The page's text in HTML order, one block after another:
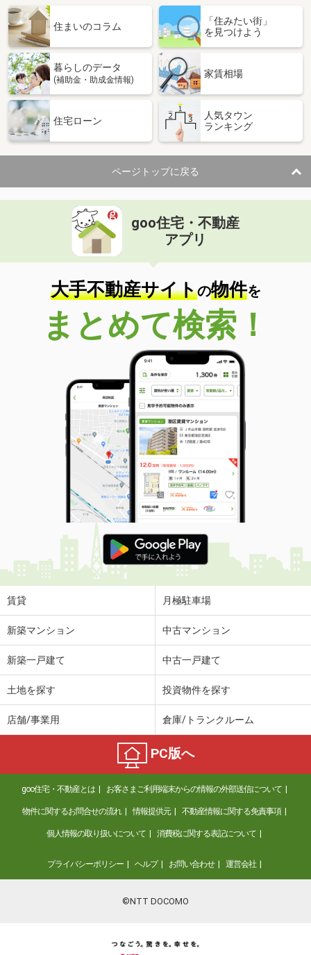
住まいのコラム
「住みたい街」
を見つけよう
暮らしのデータ
(補助金・助成金情報)
家賃相場
住宅ローン
人気タウン
ランキング
ページトップに戻る
goo住宅・不動産
アプリ
大手不動産サイトの物件を
まとめて検索！
賃貸 月極駐車場
新築マンション 中古マンション
新築一戸建て 中古一戸建て
土地を探す 投資物件を探す
店舗/事業用 倉庫/トランクルーム
PC版へ
goo住宅・不動産とは お客さまご利用端末からの情報の外部送信について
物件に関するお問合せの流れ 情報提供元 不動産情報に関する免責事項
個人情報の取り扱いについて 消費税に関する表記について
プライバシーポリシー ヘルプ お問い合わせ 運営会社
©NTT DOCOMO